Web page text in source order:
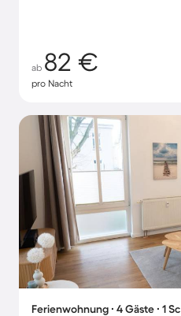
ab 82 €
pro Nacht
Ferienwohnung ∙ 4 Gäste ∙ 1